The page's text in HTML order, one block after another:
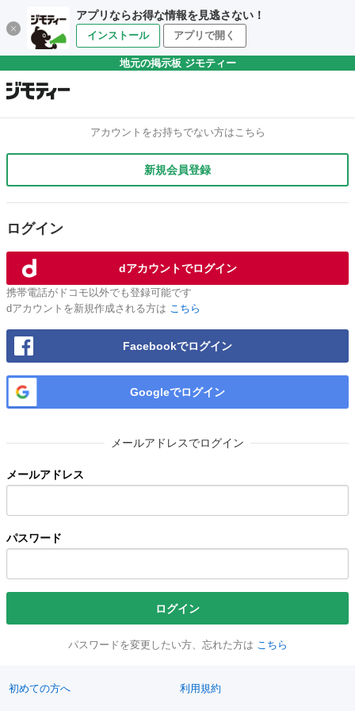
アプリならお得な情報を見逃さない！
インストール アプリで開く
地元の掲示板 ジモティー
アカウントをお持ちでない方はこちら
新規会員登録
ログイン
dアカウントでログイン
携帯電話がドコモ以外でも登録可能です
dアカウントを新規作成される方は こちら
Facebookでログイン
Googleでログイン
メールアドレスでログイン
メールアドレス
パスワード
ログイン
パスワードを変更したい方、忘れた方は こちら
初めての方へ 利用規約